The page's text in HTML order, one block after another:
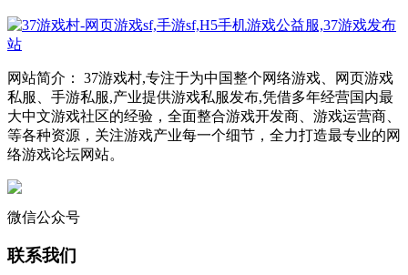
网站简介： 37游戏村,专注于为中国整个网络游戏、网页游戏
私服、手游私服,产业提供游戏私服发布,凭借多年经营国内最
大中文游戏社区的经验，全面整合游戏开发商、游戏运营商、
等各种资源，关注游戏产业每一个细节，全力打造最专业的网
络游戏论坛网站。
微信公众号
联系我们